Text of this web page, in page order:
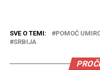
SVE O TEMI: POMOĆ
SRBIJA